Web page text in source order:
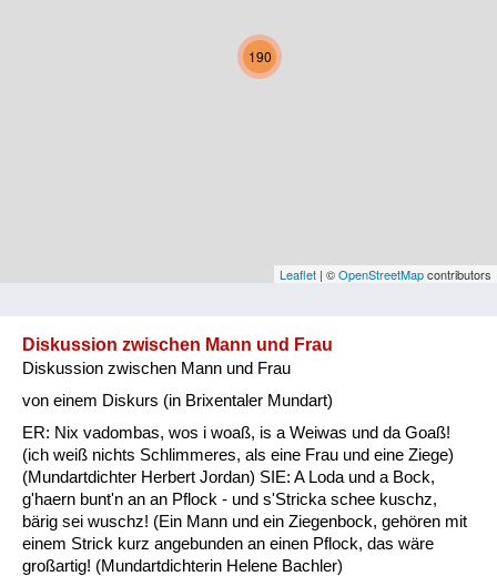
Niederösterreich
Oberösterreich
Vorarlberg
Kategorie
Natur und Landwirtschaft
Fluchen und Reden
Mensch, Tier und Alltag
Schmankerln und
190
Leaflet | ©OpenStreetMapcontributors
Diskussion zwischen Mann und Frau
Diskussion zwischen Mann und Frau
von einem Diskurs (in Brixentaler Mundart)
ER: Nix vadombas, wos i woaß, is a Weiwas und da Goaß!
(ich weiß nichts Schlimmeres, als eine Frau und eine Ziege)
(Mundartdichter Herbert Jordan) SIE: A Loda und a Bock,
g'haern bunt'n an an Pflock - und s'Stricka schee kuschz,
bärig sei wuschz! (Ein Mann und ein Ziegenbock, gehören mit
einem Strick kurz angebunden an einen Pflock, das wäre
großartig! (Mundartdichterin Helene Bachler)